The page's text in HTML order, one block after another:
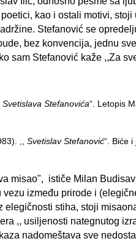
kao i ostali motivi,
Stefanović se
bez konvencija, jednu
sam Stefanović kaže ,,Za
Stefanovića“. Letopis
,, Svetislav Stefanović“. Biće
misao", ističe Milan
između prirode i
elegičnosti stiha, stoji
,, usilјenosti nategnutog
nadomeštava sve